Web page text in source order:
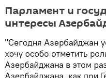
Парламент и
интересы
"Сегодня Азербайджан
хочу особо отметить
Азербайджана в этом
Азербайджана, как при